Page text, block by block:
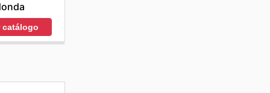
catálogo